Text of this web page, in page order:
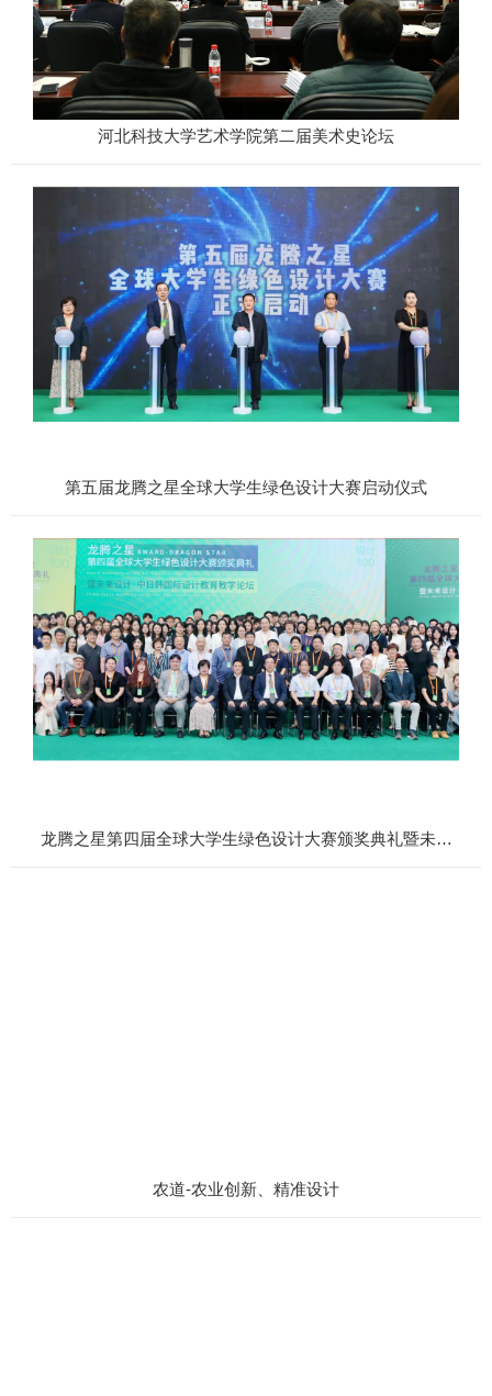
河北科技大学艺术学院第二届美术史论坛
第五届龙腾之星全球大学生绿色设计大赛启动仪式
龙腾之星第四届全球大学生绿色设计大赛颁奖典礼暨未来
农道-农业创新、精准设计